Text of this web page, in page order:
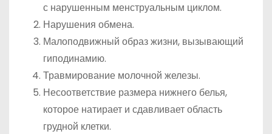
с нарушенным менструальным циклом.
Нарушения обмена.
Малоподвижный образ жизни, вызывающий
гиподинамию.
Травмирование молочной железы.
Несоответствие размера нижнего белья,
которое натирает и сдавливает область
грудной клетки.